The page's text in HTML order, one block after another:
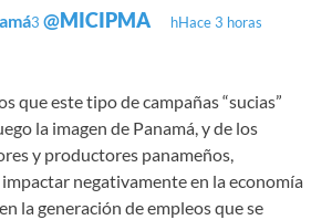
@MICIPMA 3 hHace 3 horas
que este tipo de campañas “sucias”
la imagen de Panamá, y de los
y productores panameños,
negativamente en la economía
la generación de empleos que se